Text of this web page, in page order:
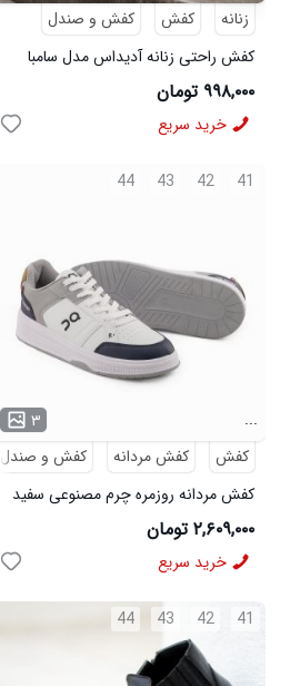
زنانه
کفش
کفش و صندل
کفش راحتی زنانه آدیداس مدل سامبا
سفید
۹۹۸,۰۰۰ تومان
خرید سریع
41
42
43
44
۳
...
کفش
کفش مردانه
کفش و صندل
کفش مردانه روزمره چرم مصنوعی سفید
سرمه ای On Running مدل 50918
۲,۶۰۹,۰۰۰ تومان
خرید سریع
41
42
43
44